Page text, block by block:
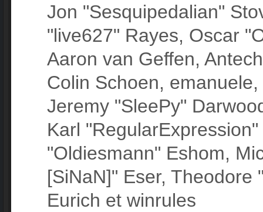
Jon "Sesquipedalian"
"live627" Rayes, Oscar
Aaron van Geffen,
Colin Schoen,
Jeremy "SleePy"
Karl
"Oldiesmann" Eshom,
[SiNaN]" Eser, Theodore
Eurich et winrules